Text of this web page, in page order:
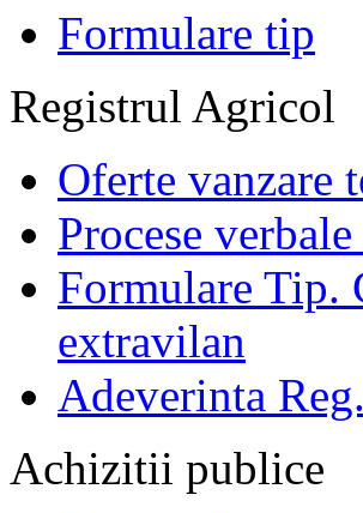
Formulare tip
Registrul Agricol
Oferte vanzare
Procese
Formulare Tip.
extravilan
Adeverinta
Achizitii publice